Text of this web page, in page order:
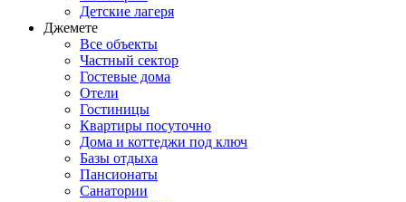
Детские лагеря
Джемете
Все объекты
Частный сектор
Гостевые дома
Отели
Гостиницы
Квартиры посуточно
Дома и коттеджи под ключ
Базы отдыха
Пансионаты
Санатории